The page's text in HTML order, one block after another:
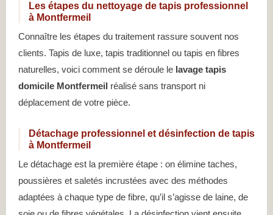
Les étapes du nettoyage de tapis professionnel
à Montfermeil
Connaître les étapes du traitement rassure souvent nos
clients. Tapis de luxe, tapis traditionnel ou tapis en fibres
naturelles, voici comment se déroule le lavage tapis
domicile Montfermeil réalisé sans transport ni
déplacement de votre pièce.
Détachage professionnel et désinfection de tapis
à Montfermeil
Le détachage est la première étape : on élimine taches,
poussières et saletés incrustées avec des méthodes
adaptées à chaque type de fibre, qu’il s’agisse de laine, de